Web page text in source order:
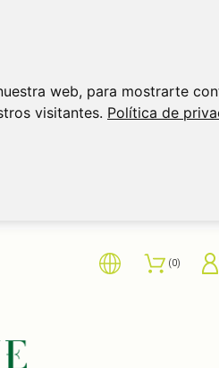
web, para mostrarte
visitantes. Política de
0